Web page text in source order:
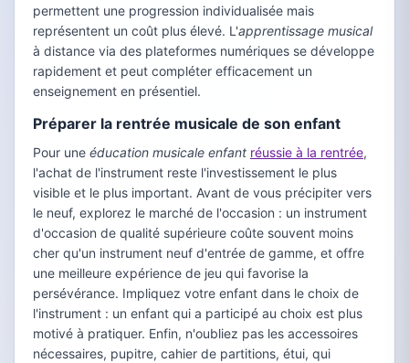
permettent une progression individualisée mais
représentent un coût plus élevé. L'apprentissage musical
à distance via des plateformes numériques se développe
rapidement et peut compléter efficacement un
enseignement en présentiel.
Préparer la rentrée musicale de son enfant
Pour une éducation musicale enfant réussie à la rentrée,
l'achat de l'instrument reste l'investissement le plus
visible et le plus important. Avant de vous précipiter vers
le neuf, explorez le marché de l'occasion : un instrument
d'occasion de qualité supérieure coûte souvent moins
cher qu'un instrument neuf d'entrée de gamme, et offre
une meilleure expérience de jeu qui favorise la
persévérance. Impliquez votre enfant dans le choix de
l'instrument : un enfant qui a participé au choix est plus
motivé à pratiquer. Enfin, n'oubliez pas les accessoires
nécessaires, pupitre, cahier de partitions, étui, qui